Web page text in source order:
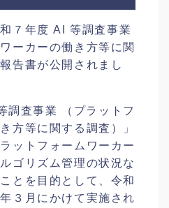
７年度 AI 等調査事業
ーカーの働き方等に関
告書が公開されまし
査事業 （プラットフ
方等に関する調査）」
ットフォームワーカー
ゴリズム管理の状況な
とを目的として、令和
３月にかけて実施され